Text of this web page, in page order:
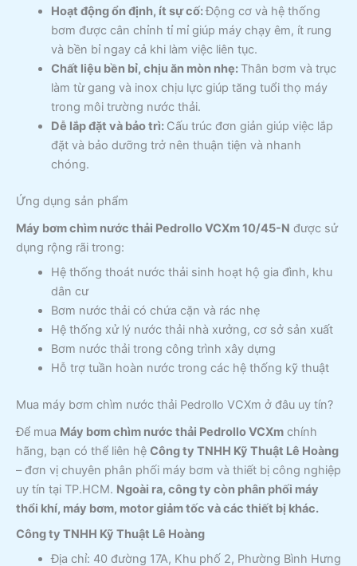
Hoạt động ổn định, ít sự cố:Động cơ và hệ thống
bơm được cân chỉnh tỉ mỉ giúp máy chạy êm, ít rung
và bền bỉ ngay cả khi làm việc liên tục.
Chất liệu bền bỉ, chịu ăn mòn nhẹ: Thân bơm và trục
làm từ gang và inox chịu lực giúp tăng tuổi thọ máy
trong môi trường nước thải.
Dễ lắp đặt và bảo trì: Cấu trúc đơn giản giúp việc lắp
đặt và bảo dưỡng trở nên thuận tiện và nhanh
chóng.
Ứng dụng sản phẩm
Máy bơm chìm nước thải Pedrollo VCXm 10/45-N được sử
dụng rộng rãi trong:
Hệ thống thoát nước thải sinh hoạt hộ gia đình, khu
dân cư
Bơm nước thải có chứa cặn và rác nhẹ
Hệ thống xử lý nước thải nhà xưởng, cơ sở sản xuất
Bơm nước thải trong công trình xây dựng
Hỗ trợ tuần hoàn nước trong các hệ thống kỹ thuật
Mua máy bơm chìm nước thải Pedrollo VCXm ở đâu uy tín?
Để mua Máy bơm chìm nước thải Pedrollo VCXm chính
hãng, bạn có thể liên hệ Công ty TNHH Kỹ Thuật Lê Hoàng
– đơn vị chuyên phân phối máy bơm và thiết bị công nghiệp
uy tín tại TP.HCM. Ngoài ra, công ty còn phân phối máy
thổi khí, máy bơm, motor giảm tốc và các thiết bị khác.
Công ty TNHH Kỹ Thuật Lê Hoàng
Địa chỉ: 40 đường 17A, Khu phố 2, Phường Bình Hưng